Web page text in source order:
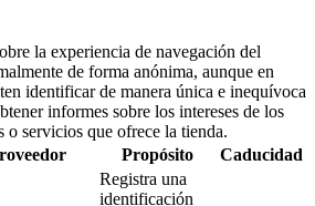
la experiencia de navegación del
de forma anónima, aunque en
identificar de manera única e inequívoca
informes sobre los intereses de los
o servicios que ofrece la tienda.
Propósito Caducidad
Registra una
identificación